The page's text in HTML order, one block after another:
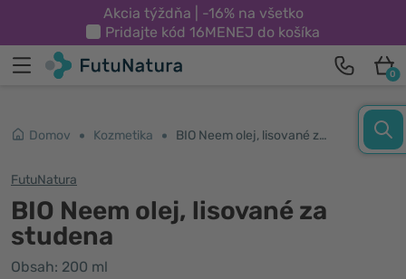
Akcia týždňa | -16% na všetko
Pridajte kód 16MENEJ do košíka
0
Domov Kozmetika BIO Neem olej, lisované za studena
FutuNatura
BIO Neem olej, lisované za
studena
Obsah: 200 ml